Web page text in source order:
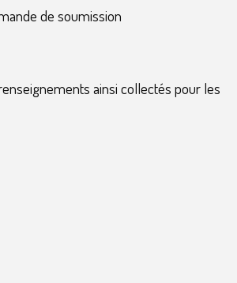
de soumission
ainsi collectés pour les